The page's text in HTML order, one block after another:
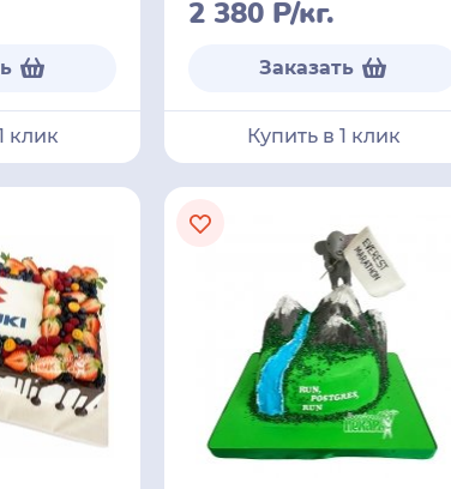
клик
2 380 Р/кг.
Заказать
Купить в 1 клик